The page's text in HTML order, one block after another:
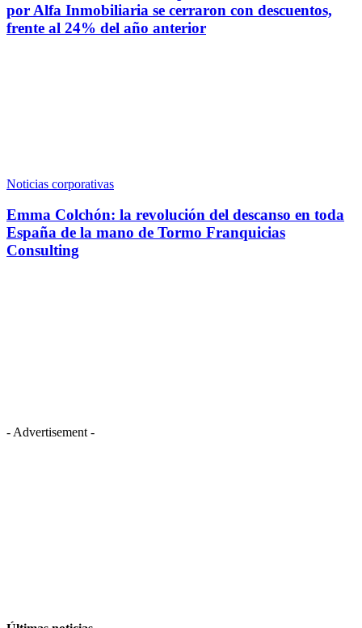
por Alfa Inmobiliaria se cerraron con descuentos,
frente al 24% del año anterior
Noticias corporativas
Emma Colchón: la revolución del descanso en toda
España de la mano de Tormo Franquicias
Consulting
- Advertisement -